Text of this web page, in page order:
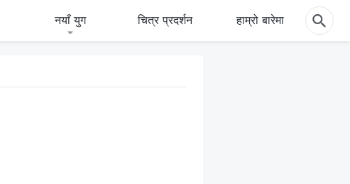
नयाँ युग चित्र प्रदर्शन हाम्रो बारेमा